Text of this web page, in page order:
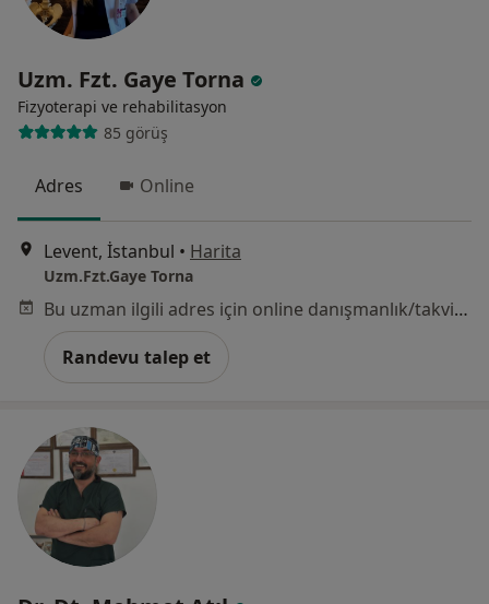
Uzm. Fzt. Gaye Torna
Fizyoterapi ve rehabilitasyon
85 görüş
Adres Online
Levent, İstanbul • Harita
Uzm.Fzt.Gaye Torna
Bu uzman ilgili adres için online danışmanlık/takvim sunmuyor.
Randevu talep et